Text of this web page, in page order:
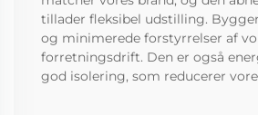
tillader fleksibel udstilling.
og minimerede forstyrrelser af
forretningsdrift. Den er også
god isolering, som reducerer